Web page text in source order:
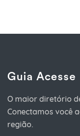
Guia Acesse
O maior diretório
Conectamos você
região.